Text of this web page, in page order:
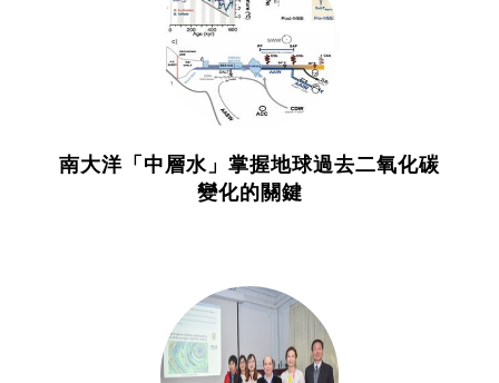
南大洋「中層水」掌握地球過去二氧化碳
變化的關鍵